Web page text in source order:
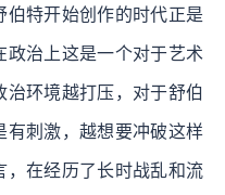
伯特开始创作的时代正是
政治上这是一个对于艺术
治环境越打压，对于舒伯
有刺激，越想要冲破这样
，在经历了长时战乱和流